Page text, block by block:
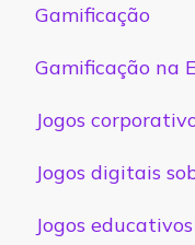
Gamificação
Gamificação na
Jogos
Jogos digitais
Jogos educativos